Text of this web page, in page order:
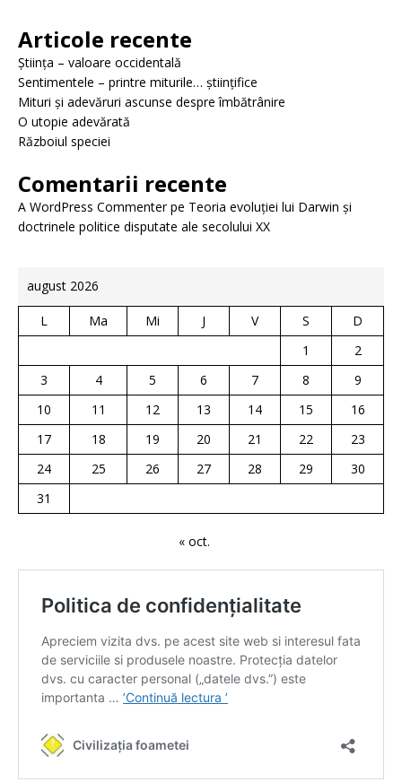
Articole recente
Știința – valoare occidentală
Sentimentele – printre miturile… științifice
Mituri și adevăruri ascunse despre îmbătrânire
O utopie adevărată
Războiul speciei
Comentarii recente
A WordPress Commenterpe Teoria evoluției lui Darwin și
doctrinele politice disputate ale secolului XX
august 2026
L Ma Mi J V S
D
1
2
3
4 5 6 7 8
9
10
11 12 13 14 15
16
17
18 19 20 21 22
23
24
25 26 27 28 29
30
31
« oct.